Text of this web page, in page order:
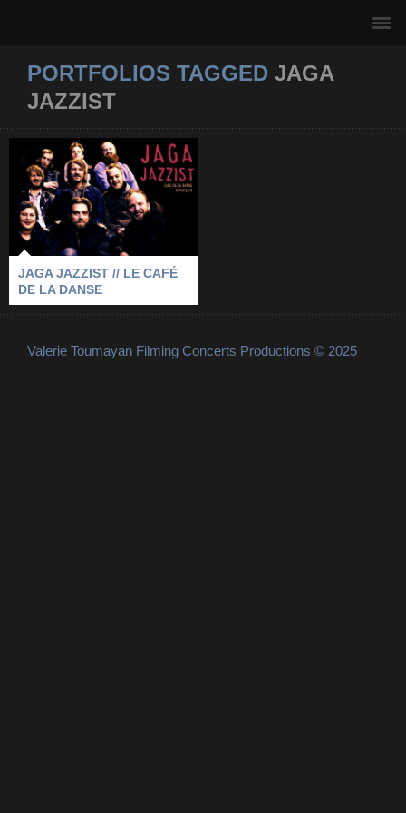
PORTFOLIOS TAGGED JAGA
JAZZIST
JAGA JAZZIST // LE
CAFÉ DE LA DANSE
2010-JAGA JAZZIST-
LE CAFÉ DE LA DANSE
JAGA JAZZIST // LE CAFÉ
DE LA DANSE
Valerie Toumayan Filming Concerts Productions © 2025